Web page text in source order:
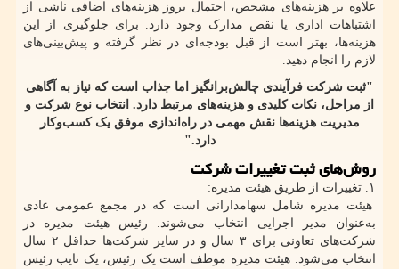
علاوه بر هزینه‌های مشخص، احتمال بروز هزینه‌های اضافی ناشی از
اشتباهات اداری یا نقص مدارک وجود دارد. برای جلوگیری از این
هزینه‌ها، بهتر است از قبل بودجه‌ای در نظر گرفته و پیش‌بینی‌های
لازم را انجام دهید.
"ثبت شرکت فرآیندی چالش‌برانگیز اما جذاب است که نیاز به آگاهی
از مراحل، نکات کلیدی و هزینه‌های مرتبط دارد. انتخاب نوع شرکت و
مدیریت هزینه‌ها نقش مهمی در راه‌اندازی موفق یک کسب‌وکار
دارد."
روش‌های ثبت تغییرات شرکت
۱ . تغییرات از طریق هیئت مدیره:
هیئت مدیره شامل سهامدارانی است که در مجمع عمومی عادی
به‌عنوان مدیر اجرایی انتخاب می‌شوند. رئیس هیئت مدیره در
شرکت‌های تعاونی برای ۳ سال و در سایر شرکت‌ها حداقل ۲ سال
انتخاب می‌شود. هیئت مدیره موظف است یک رئیس، یک نایب رئیس